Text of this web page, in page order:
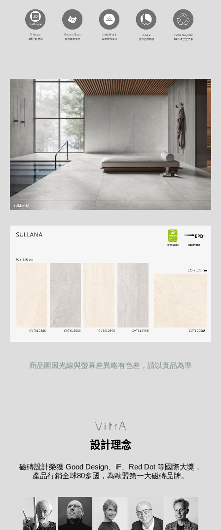
商品圖因光線與螢幕差異略有色差，請以實品為準
設計理念
磁磚設計榮獲 Good Design、iF、Red Dot 等國際大獎，
產品行銷全球80多國，為歐盟第一大磁磚品牌。